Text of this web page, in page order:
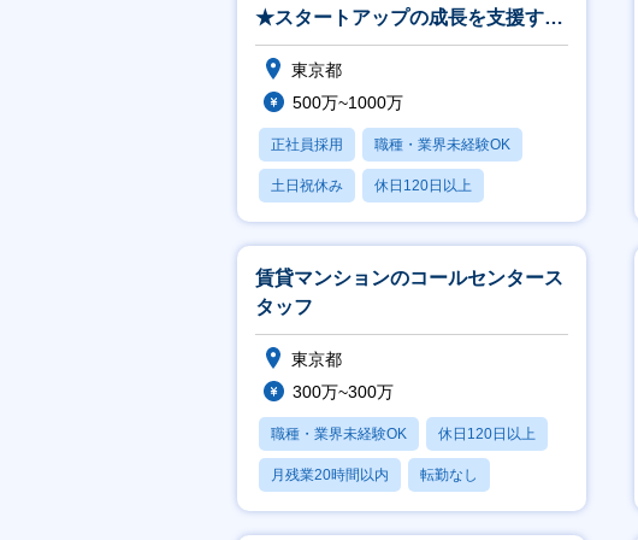
★スタートアップの成長を支援する
オフィスビルのご提案をお任せ
東京都
500万~1000万
正社員採用 職種・業界未経験OK
土日祝休み 休日120日以上
月残業20時間以内
賃貸マンションのコールセンタース
タッフ
東京都
300万~300万
職種・業界未経験OK 休日120日以上
月残業20時間以内 転勤なし
上場企業